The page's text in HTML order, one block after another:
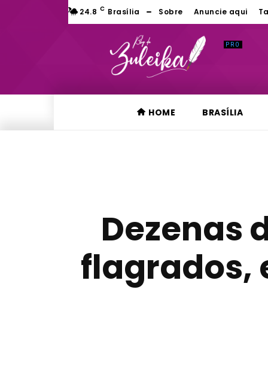
24.8 C Brasília Sobre Anuncie aqui
HOME BRASÍLIA
Dezenas
flagrados,